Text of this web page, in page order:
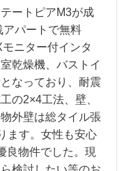
ートピアM3が成
パートで無料
ニター付インタ
乾燥機、バストイ
なっており、耐震
の2×4工法、壁、
外壁は総タイル張
ます。女性も安心
良物件でした。現